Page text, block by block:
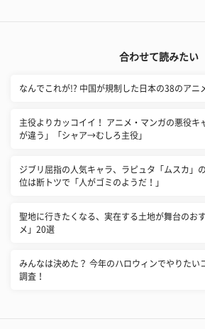
合わせて読みたい
なんでこれが!? 中国が規制した日本の38のアニ
主役よりカッコイイ！ アニメ・マンガの悪役
が違う」「シャア→むしろ主役」
ジブリ屈指の人気キャラ、ラピュタ「ムスカ」
位は断トツで「人がゴミのようだ！」
聖地に行きたくなる、実在する土地が舞台のお
メ」20選
みんなは決めた？ 今年のハロウィンでやりたい
調査！